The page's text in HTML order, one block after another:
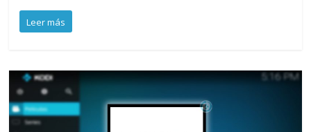
Leer más